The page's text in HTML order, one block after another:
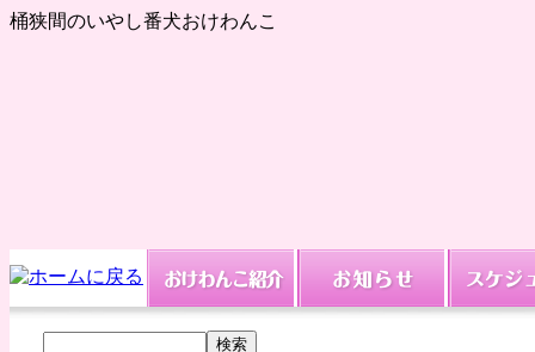
桶狭間のいやし番犬おけわんこ